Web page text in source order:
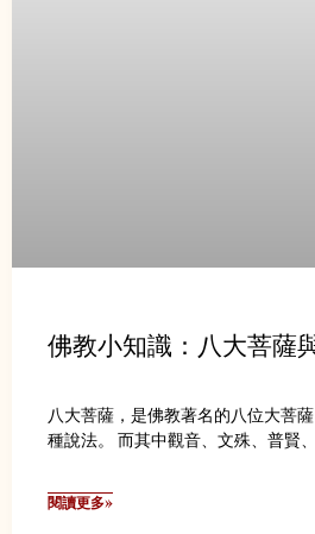
佛教小知識：八大菩薩
八大菩薩，是佛教著名的八位大菩
種說法。 而其中觀音、文殊、普賢
閱讀更多»